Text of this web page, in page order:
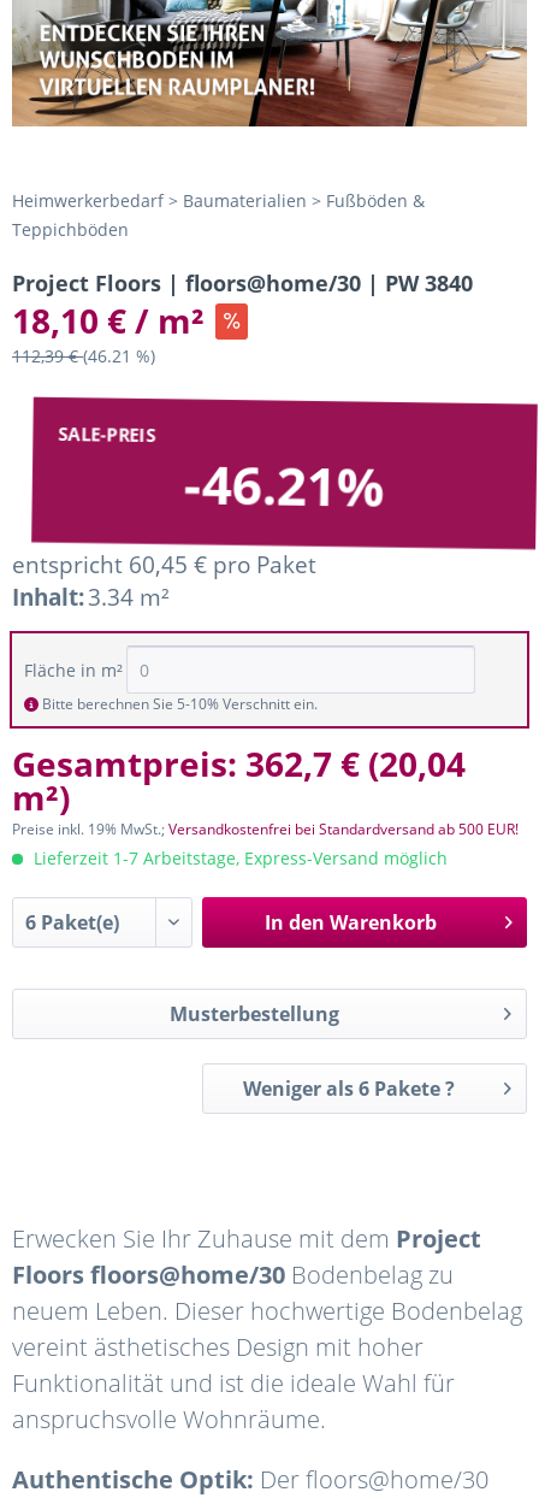
Heimwerkerbedarf > Baumaterialien > Fußböden &
Teppichböden
Project Floors | floors@home/30 | PW 3840
18,10 € / m²
112,39 €(46.21 %)
SALE-PREIS
-46.21%
entspricht 60,45 € pro Paket
Inhalt:3.34 m²
Fläche in m²
Bitte berechnen Sie 5-10% Verschnitt ein.
Gesamtpreis: 362,7 € (20,04
m²)
Preise inkl. 19% MwSt.;Versandkostenfrei bei Standardversand ab 500 EUR!
Lieferzeit 1-7 Arbeitstage, Express-Versand möglich
In den Warenkorb
Musterbestellung
Weniger als 6 Pakete ?
Erwecken Sie Ihr Zuhause mit dem Project
Floors floors@home/30 Bodenbelag zu
neuem Leben. Dieser hochwertige Bodenbelag
vereint ästhetisches Design mit hoher
Funktionalität und ist die ideale Wahl für
anspruchsvolle Wohnräume.
Authentische Optik: Der floors@home/30